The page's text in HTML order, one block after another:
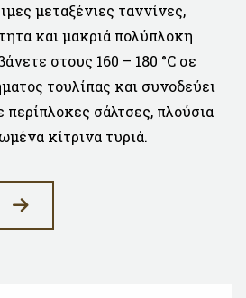
μεταξένιες ταννίνες,
και μακριά πολύπλοκη
στους 160 – 180 °C σε
τουλίπας και συνοδεύει
σάλτσες, πλούσια
κίτρινα τυριά.